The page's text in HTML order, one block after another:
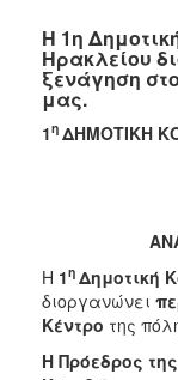
2022
2021
2020
2016
2015
Η 1η
Ηρακλείου
ξενάγηση
μας.
1η ΔΗΜΟΤΙΚΗ
Η 1η Δημοτική
διοργανώνει
Κέντρο της
Η Πρόεδρος